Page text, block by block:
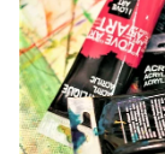
den
Betrieb
der
Seite
notwendig